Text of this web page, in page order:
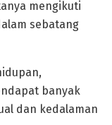
mengikuti
sebatang
banyak
dan kedalaman